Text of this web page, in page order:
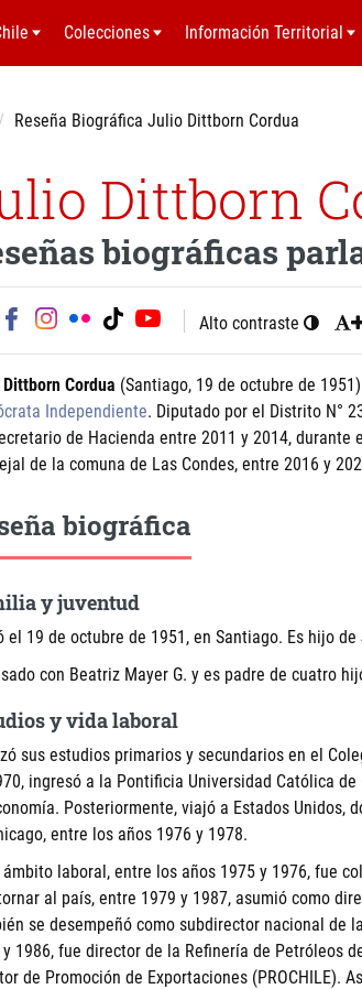
Colecciones Información Territorial
Reseña Biográfica Julio Dittborn Cordua
Dittborn
biográficas
Alto contraste
Cordua (Santiago, 19 de octubre de
Independiente. Diputado por el Distrito N°
de Hacienda entre 2011 y 2014, durante
de la comuna de Las Condes, entre 2016 y
biográfica
y juventud
el 19 de octubre de 1951, en Santiago. Es hijo
con Beatriz Mayer G. y es padre de cuatro
y vida laboral
sus estudios primarios y secundarios en el
ingresó a la Pontificia Universidad Católica
Posteriormente, viajó a Estados Unidos,
entre los años 1976 y 1978.
ámbito laboral, entre los años 1975 y 1976, fue
al país, entre 1979 y 1987, asumió como
se desempeñó como subdirector nacional de
y 1986, fue director de la Refinería de Petróleos
de Promoción de Exportaciones (PROCHILE).